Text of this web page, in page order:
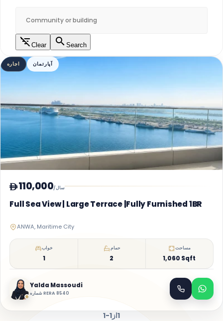
Clear Search
اجاره آپارتمان
110,000 /سال
Full Sea View | Large Terrace |Fully Furnished 1BR
ANWA, Maritime City
خواب
1
حمام
2
مساحت
1,060 Sqft
Yalda Massoudi
شماره RERA 8540
1-1از1